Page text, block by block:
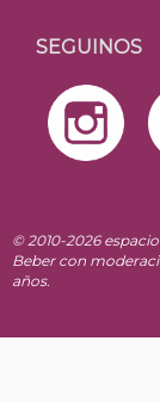
SEGUINOS
© 2010-2026
Beber con
años.